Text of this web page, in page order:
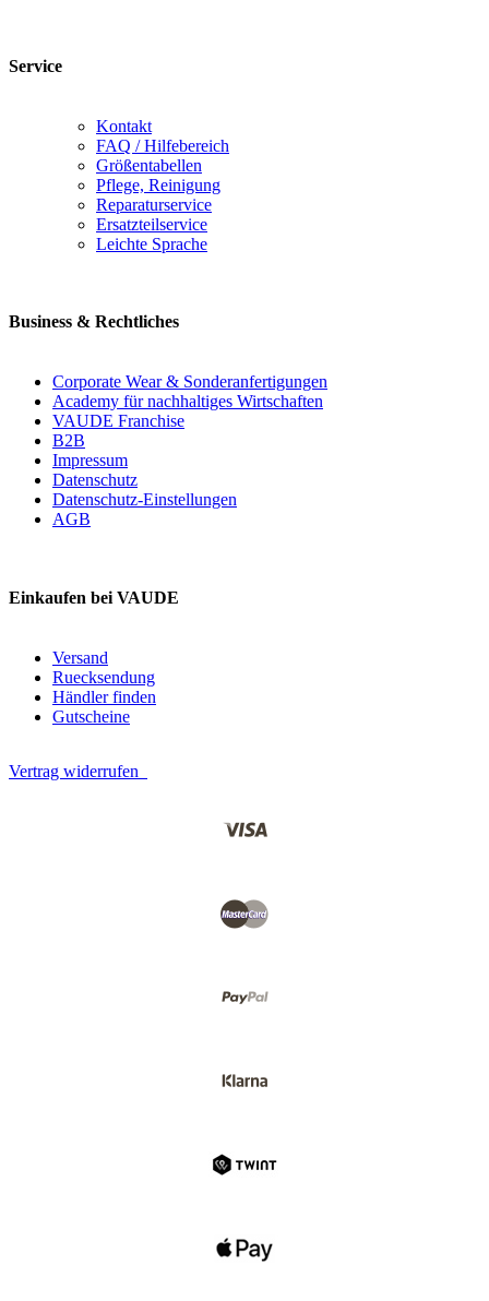
Service
Kontakt
FAQ / Hilfebereich
Größentabellen
Pflege, Reinigung
Reparaturservice
Ersatzteilservice
Leichte Sprache
Business & Rechtliches
Corporate Wear & Sonderanfertigungen
Academy für nachhaltiges Wirtschaften
VAUDE Franchise
B2B
Impressum
Datenschutz
Datenschutz-Einstellungen
AGB
Einkaufen bei VAUDE
Versand
Ruecksendung
Händler finden
Gutscheine
Vertrag widerrufen